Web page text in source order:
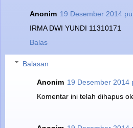
Anonim 19 Desember 2014
IRMA DWI YUNDI 11310171
Balas
Balasan
Anonim 19 Desember 2014
Komentar ini telah dihapus